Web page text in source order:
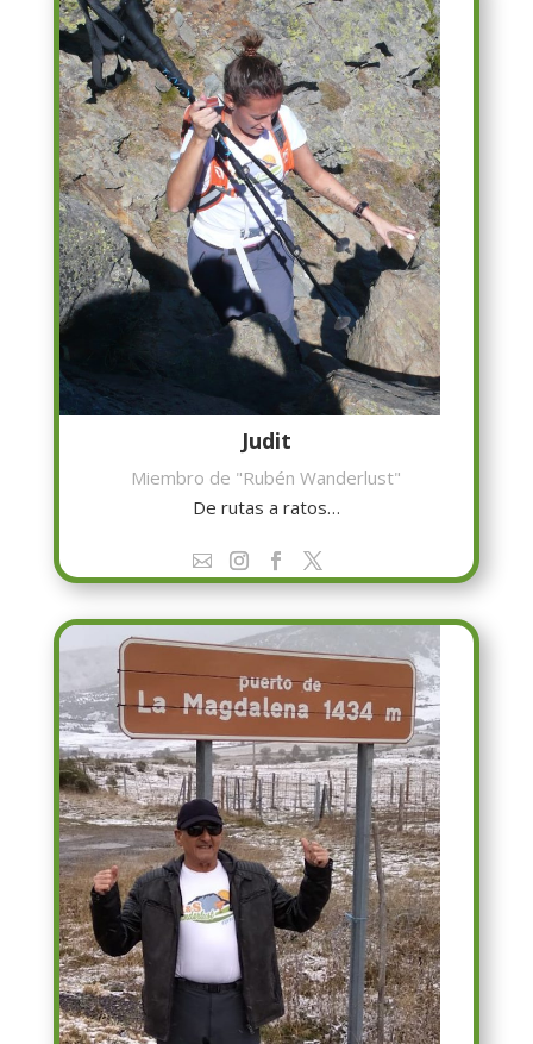
Judit
Miembro de "Rubén Wanderlust"
De rutas a ratos…